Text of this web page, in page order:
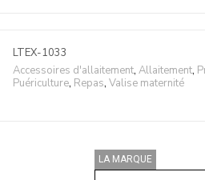
LTEX-1033
Accessoires d'allaitement, Allaitement,
Puériculture, Repas, Valise maternité
LA MARQUE